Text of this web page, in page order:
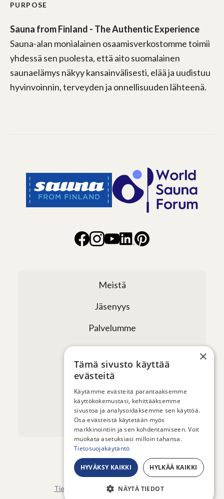
PURPOSE
Sauna from Finland - The Authentic Experience
Sauna-alan monialainen osaamisverkostomme toimii
yhdessä sen puolesta, että aito suomalainen
saunaelämys näkyy kansainvälisesti, elää ja uudistuu
hyvinvoinnin, terveyden ja onnellisuuden lähteenä.
Meistä
Jäsenyys
Palvelumme
Verkostomme
Tapahtumat
Uutiset ja artikkelit
Yhteystiedot
© 2026 - Sauna from Finland ry
Tietosuojaseloste- Evästeasetukset
×
Tämä sivusto käyttää
evästeitä
Käytämme evästeitä parantaaksemme
käyttökokemustasi, kehittääksemme
sivustoa ja analysoidaksemme sen käyttöä.
Osa evästeistä käytetään myös
markkinointiin ja sen kohdentamiseen. Voit
muokata asetuksiasi milloin tahansa.
Tietosuojakäytäntö
HYVÄKSY KAIKKI HYLKÄÄ KAIKKI
NÄYTÄ TIEDOT